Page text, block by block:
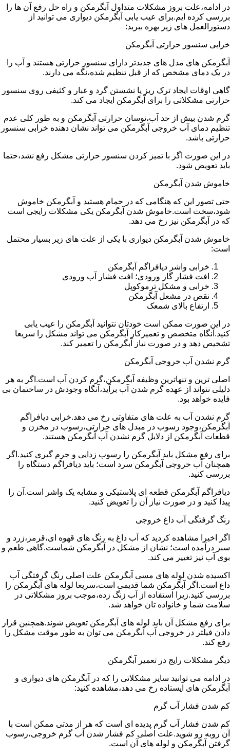
در ادامه،علت بروز مشکلات متداول آبگرمکن و راه حل رفع آن ها را
بررسی کرده ایم.برای عیب یابی آبگرمکن دیواری می توانید از
دستورالعمل های زیر بهره ببرید:
خرابی سنسور حرارتی آبگرمکن
آبگرمکن های مدل های جدیدتر دارای سنسور حرارتی هستند و آب را
در یک دمای مشخص که از قبل تنظیم شده،نگه می دارند.
گاهی اوقات ایجاد ترک ریز یا نشستن گرد و غبار و کثیفی روی سنسور
حرارتی مشکلاتی را برای آبگرمکن ایجاد می کند.
گرم شدن بیش از حد آب،نوسان حرارتی آبگرمکن و به طور کلی عدم
تنظیم دمای آب خروجی آبگرمکن می تواند نشان دهنده خرابی سنسور
حرارتی باشد.
در این صورت اگر با تمیز کردن سنسور حرارتی مشکل رفع نشد،حتما
باید تعویض شود.
خاموش شدن آبگرمکن
حتی تصور این که هنگامی که در حمام هستید و آبگرمکن خاموش
شود،سخت است.خاموش شدن آبگرمکن یکی مشکلات رایجی است
که در آبگرمکن نیز رخ می دهد.
خاموش شدن آبگرمکن دیواری با یکی از علت های زیر بسیار محتمل
است:
خرابی واشر دیافراگم آبگرمکن
افت فشار گاز ورودی؛ افت فشار آب ورودی
خرابی و مشکل ترموکوپل
نقص در مشعل آبگرمکن
ارتفاع بالای شمعک
در این صورت ممکن است خودتان نتوانید آبگرمکن را عیب یابی
کنید.آنگاه متخصص و تعمیرکار آبگرمکن می تواند مشکل را سریعا
تشخیص دهد و در صورت نیاز آبگرمکن را تعمیر کند.
گرم نشدن آب خروجی آبگرمکن
اصلی ترین و تنهاترین وظیفه آبگرمکن،گرم کردن آب است.اگر به هر
دلیلی نتواند از عهده گرم شدن آب برآید،آنگاه وجودش در ساختمان بی
فایده خواهد بود.
گرم نشدن آب به علت های متفاوتی رخ می دهد.خرابی دیافراگم
آبگرمکن،وجود رسوب در مبدل های حرارتی،رسوب در مخزن و
قطعات آبگرمکن از دلایل گرم نشدن آب آبگرمکن هستند.
برای رفع مشکل باید آبگرمکن را رسوب زدایی و جرم گیری کنید.اگر
همچنان آب خروجی آبگرمکن سرد است؛ باید دیافراگم دستگاه را
بررسی کنید.
دیافراگم آبگرمکن قطعه ای پلاستیکی و مشابه یک واشر است.آن را
پیدا کنید و در صورت نیاز آن را تعویض کنید.
رنگ گرفتگی آب داغ خروجی
اگر اخیرا مشاهده کردید که آب داغ به رنگ های قهوه ای،قرمز،زرد و
سبز درآمده است؛ نشان از مشکل در آبگرمکن شماست.گاهی طعم و
بوی آب نیز تغییر می کند.
اکسیده شدن لوله های مسی آبگرمکن علت اصلی رنگ گرفتگی آب
داغ است.اگر آبگرمکن شما قدیمی است،سریعا لوله های آبگرمکن را
بررسی کنید.زیرا استفاده از آب زنگ زده،موجب بروز مشکلاتی در
سلامت شما و خانواده تان خواهد شد.
برای رفع مشکل آن باید لوله های آبگرمکن تعویض شوند.همچنین قرار
دادن فیلتر در خروجی آب آبگرمکن می توان به طور موقت مشکل را
رفع کند.
دیگر مشکلات رایج در تعمیر آبگرمکن
در ادامه می توانید سایر مشکلاتی را که در آبگرمکن های دیواری و
آبگرمکن های ایستاده رخ می دهد،مشاهده کنید:
کم شدن فشار آب گرم
کم شدن فشار آب گرم پدیده ای است که هر از مدتی ممکن است با
آن روبه رو شوید.علت اصلی کم فشار شدن آب گرم خروجی،رسوب
گرفتن آبگرمکن و لوله های آن است.